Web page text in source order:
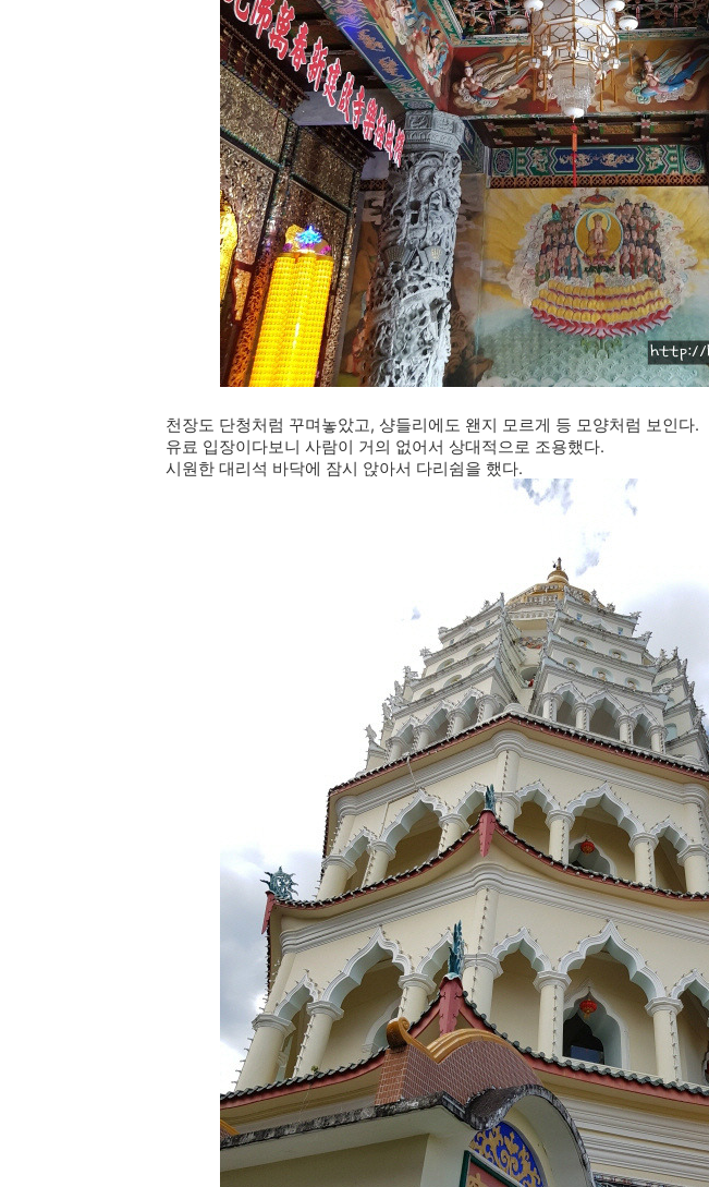
천장도 단청처럼 꾸며놓았고, 샹들리에도 왠지 모르게 등 모양처럼 보인다.
유료 입장이다보니 사람이 거의 없어서 상대적으로 조용했다.
시원한 대리석 바닥에 잠시 앉아서 다리쉼을 했다.